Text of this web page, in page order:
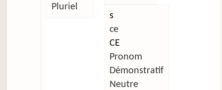
Pluriel
s
ce
CE
Pronom
Démonstratif
Neutre